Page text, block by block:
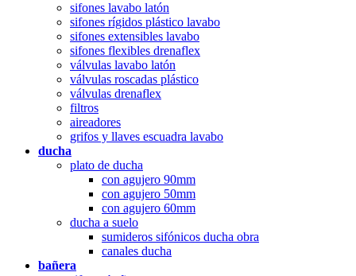
sifones lavabo latón
sifones rígidos plástico lavabo
sifones extensibles lavabo
sifones flexibles drenaflex
válvulas lavabo latón
válvulas roscadas plástico
válvulas drenaflex
filtros
aireadores
grifos y llaves escuadra lavabo
ducha
plato de ducha
con agujero 90mm
con agujero 50mm
con agujero 60mm
ducha a suelo
sumideros sifónicos ducha obra
canales ducha
bañera